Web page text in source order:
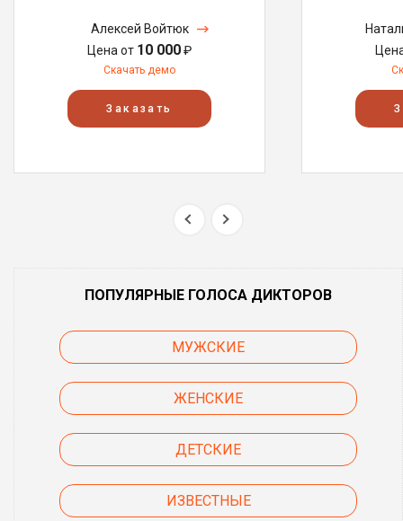
Алексей Войтюк
Цена от 10 000₽
Скачать демо
Заказать
ПОПУЛЯРНЫЕ ГОЛОСА ДИКТОРОВ
МУЖСКИЕ
ЖЕНСКИЕ
ДЕТСКИЕ
ИЗВЕСТНЫЕ